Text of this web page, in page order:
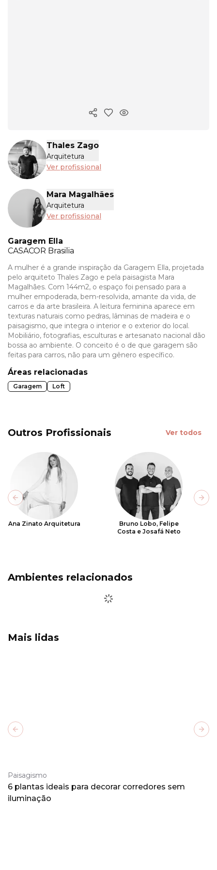
Copiar link
Thales Zago
Arquitetura
Ver profissional
Mara Magalhães
Arquitetura
Ver profissional
Garagem Ella
CASACOR Brasilia
A mulher é a grande inspiração da Garagem Ella, projetada
pelo arquiteto Thales Zago e pela paisagista Mara
Magalhães. Com 144m2, o espaço foi pensado para a
mulher empoderada, bem-resolvida, amante da vida, de
carros e da arte brasileira. A leitura feminina aparece em
texturas naturais como pedras, lâminas de madeira e o
paisagismo, que integra o interior e o exterior do local.
Mobiliário, fotografias, esculturas e artesanato nacional dão
bossa ao ambiente. O conceito é o de que garagem são
feitas para carros, não para um gênero específico.
Áreas relacionadas
Garagem Loft
Outros Profissionais Ver todos
Ana Zinato Arquitetura
Bruno Lobo, Felipe
Costa e Josafá Neto
Previous slide
Ambientes relacionados
Mais lidas
Paisagismo
6 plantas ideais para decorar corredores sem
iluminação
Previous slide